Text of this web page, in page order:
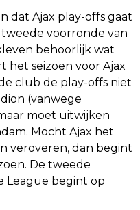
dat Ajax play-offs gaat
voorronde van
behoorlijk wat
het seizoen voor Ajax
club de play-offs niet
(vanwege
moet uitwijken
Mocht Ajax het
veroveren, dan begint
De tweede
League begint op